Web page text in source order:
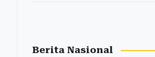
Berita Nasional